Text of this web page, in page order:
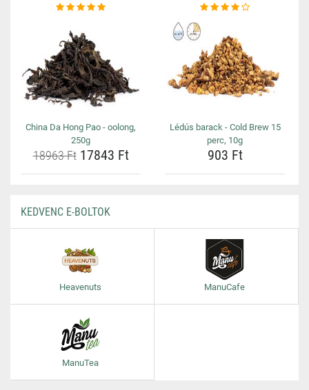
China Da Hong Pao - oolong,
250g
18963 Ft17843 Ft
Lédús barack - Cold Brew 15
perc, 10g
903 Ft
KEDVENC E-BOLTOK
Heavenuts ManuCafe
ManuTea